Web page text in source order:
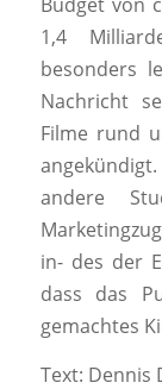
1,4
besonders
Nachricht
Filme rund
andere
in- des der
dass das
gemachtes
Text: Dennis